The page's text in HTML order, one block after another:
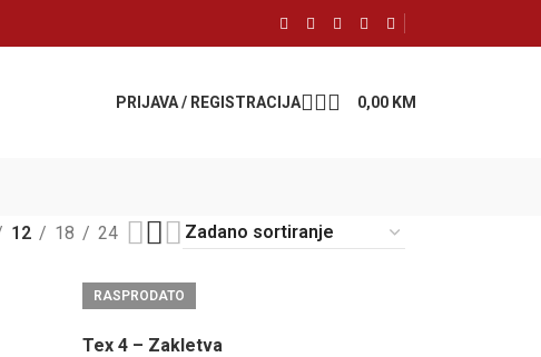
PRIJAVA / REGISTRACIJA 0,00 KM
12 18 24
RASPRODATO
Tex 4 – Zakletva